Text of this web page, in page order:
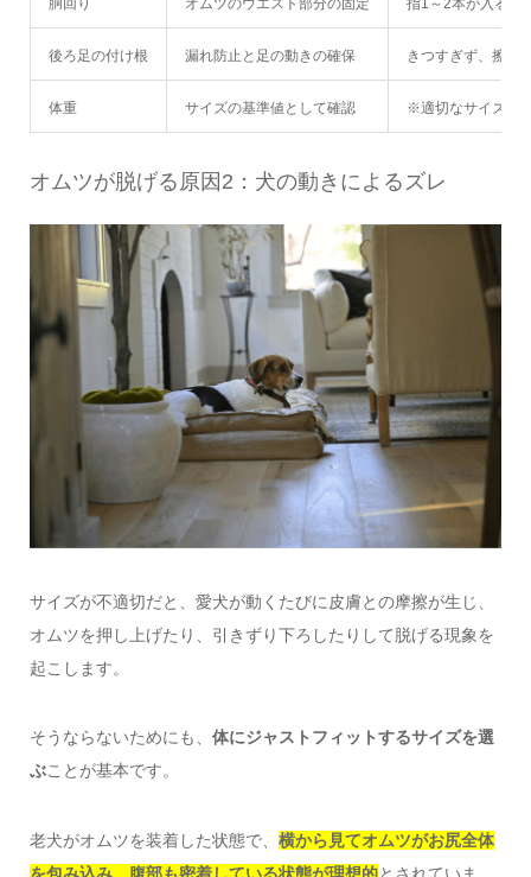
後ろ足の付け根 漏れ防止と足の動きの確保 きつすぎず、擦れ
体重 サイズの基準値として確認 ※適切なサイズを
オムツが脱げる原因2：犬の動きによるズレ
サイズが不適切だと、愛犬が動くたびに皮膚との摩擦が生じ、
オムツを押し上げたり、引きずり下ろしたりして脱げる現象を
起こします。
そうならないためにも、 体にジャストフィットするサイズを選
ぶことが基本です。
老犬がオムツを装着した状態で、 横から見てオムツがお尻全体
を包み込み、腹部も密着している状態が理想的とされていま